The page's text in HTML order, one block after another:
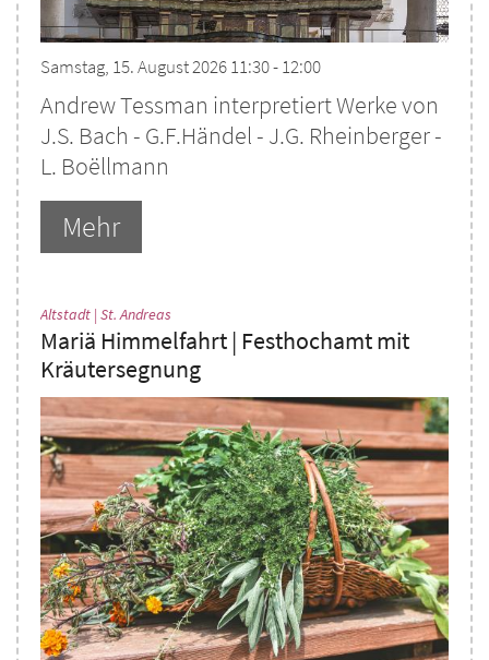
Samstag, 15. August 2026 11:30 - 12:00
Andrew Tessman interpretiert Werke von
J.S. Bach - G.F.Händel - J.G. Rheinberger -
L. Boëllmann
Mehr
Altstadt | St. Andreas
Mariä Himmelfahrt | Festhochamt mit
Kräutersegnung